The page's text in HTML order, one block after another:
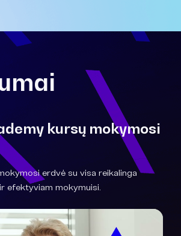
kursų mokymosi
erdvė su visa reikalinga
efektyviam mokymuisi.